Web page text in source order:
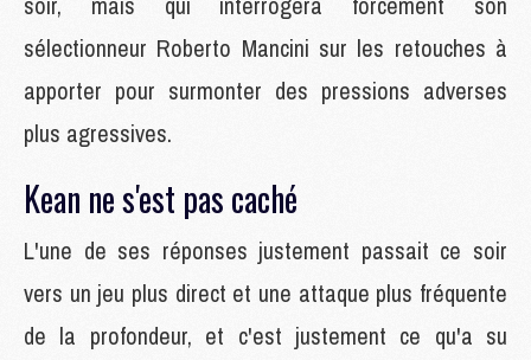
sélectionneur Roberto Mancini sur les retouches à
apporter pour surmonter des pressions adverses
plus agressives.
Kean ne s'est pas caché
L'une de ses réponses justement passait ce soir
vers un jeu plus direct et une attaque plus fréquente
de la profondeur, et c'est justement ce qu'a su